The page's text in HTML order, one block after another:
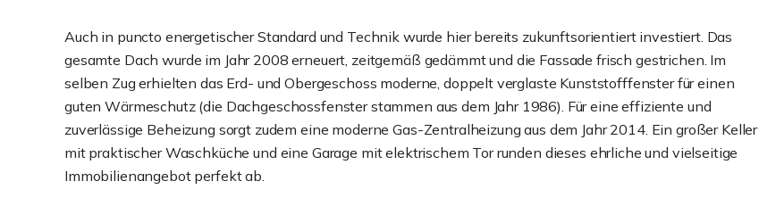
Auch in puncto energetischer Standard und Technik wurde hier bereits zukunftsorientiert investiert. Das
gesamte Dach wurde im Jahr 2008 erneuert, zeitgemäß gedämmt und die Fassade frisch gestrichen. Im
selben Zug erhielten das Erd- und Obergeschoss moderne, doppelt verglaste Kunststofffenster für einen
guten Wärmeschutz (die Dachgeschossfenster stammen aus dem Jahr 1986). Für eine effiziente und
zuverlässige Beheizung sorgt zudem eine moderne Gas-Zentralheizung aus dem Jahr 2014. Ein großer Keller
mit praktischer Waschküche und eine Garage mit elektrischem Tor runden dieses ehrliche und vielseitige
Immobilienangebot perfekt ab.